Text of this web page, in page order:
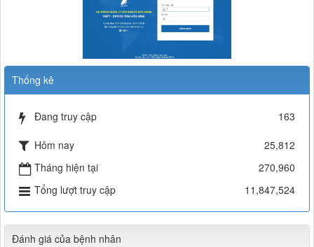
Thống kê
Đang truy cập 163
Hôm nay
25,812
Tháng hiện tại
270,960
Tổng lượt truy cập
11,847,524
Đánh giá của bệnh nhân